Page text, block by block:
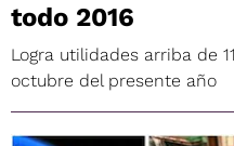
todo 2016
Logra utilidades arriba de
octubre del presente año